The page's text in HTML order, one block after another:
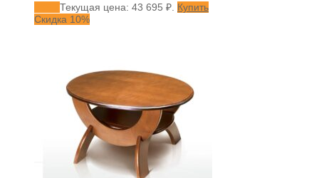
Текущая цена: 43 695 ₽. Купить
Скидка 10%